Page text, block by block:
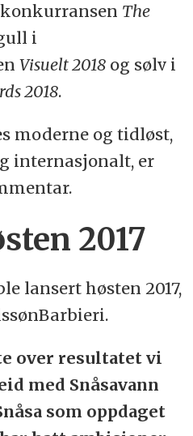
The
i
Visuelt 2018og sølv i
2018.
moderne og tidløst,
internasjonalt, er
2017
lansert høsten 2017,
over resultatet vi
med Snåsavann
som oppdaget